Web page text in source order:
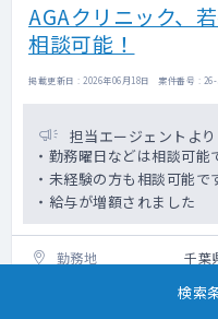
AGAクリニック、
相談可能！
掲載更新日 : 2026年06月18日 案件番号 : 26-
担当エージェントより
・勤務曜日などは相談可能
・未経験の方も相談可能で
・給与が増額されました
勤務地 千葉
不問
検索